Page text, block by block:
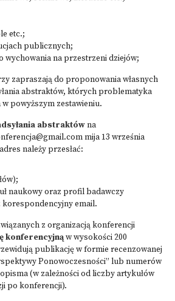
etc.;
publicznych;
na przestrzeni dziejów;
zapraszają do proponowania własnych
abstraktów, których problematyka
w powyższym zestawieniu.
abstraktówna
mija 13 września
należy przesłać:
naukowy oraz profil badawczy
email.
z organizacją konferencji
konferencyjnąw wysokości 200
publikację w formie recenzowanej
Ponowoczesności” lub numerów
(w zależności od liczby artykułów
po konferencji).